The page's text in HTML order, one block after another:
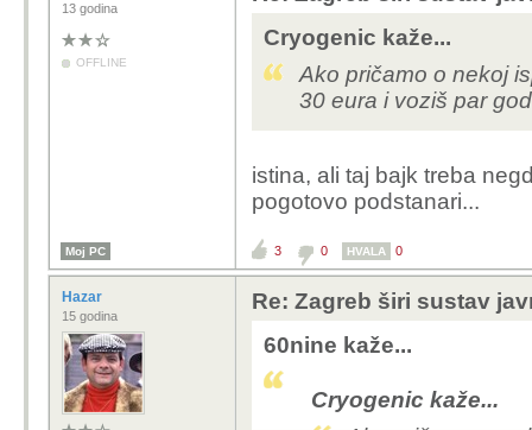
13 godina
OFFLINE
Cryogenic kaže...
Ako pričamo o nekoj
30 eura i voziš par
istina, ali taj bajk treba
pogotovo podstanari...
Moj PC 3 0 HVALA 0
Hazar
15 godina
Re: Zagreb širi sustav
60nine kaže...
Cryogenic kaže...